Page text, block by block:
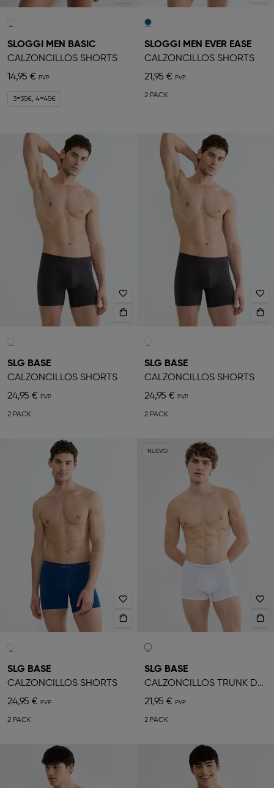
SLOGGI MEN BASIC
CALZONCILLOS SHORTS
14,95 €
3=35€, 4=45€
SLOGGI MEN EVER EASE
CALZONCILLOS SHORTS
21,95 €
2 PACK
SLG BASE
CALZONCILLOS SHORTS
24,95 €
2 PACK
SLG BASE
CALZONCILLOS SHORTS
24,95 €
2 PACK
SLG BASE
CALZONCILLOS SHORTS
24,95 €
2 PACK
NUEVO
SLG BASE
CALZONCILLOS TRUNK DE HOMBRE
21,95 €
2 PACK